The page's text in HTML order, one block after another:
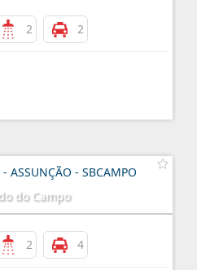
2 2
ASSUNÇÃO - SBCAMPO
do Campo
2 4